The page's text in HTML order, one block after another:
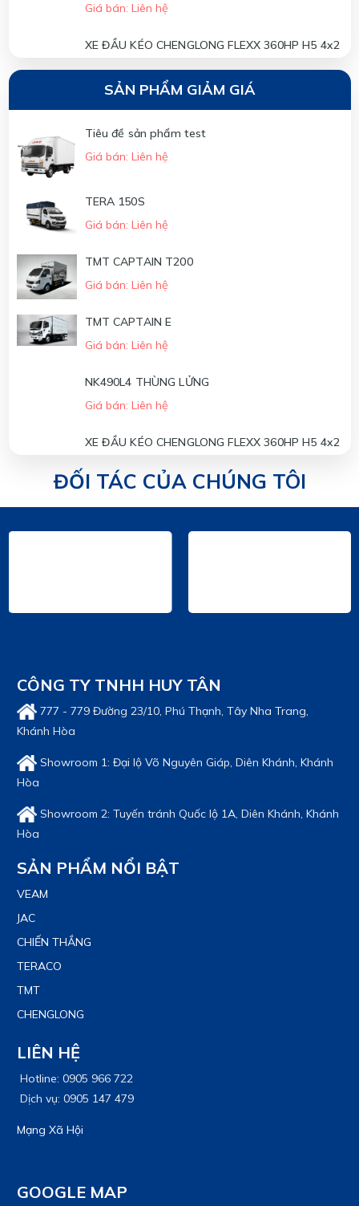
Giá bán: Liên hệ
XE ĐẦU KÉO CHENGLONG FLEXX 360HP H5 4x2
Giá bán: Liên hệ
Giá bán: Liên hệ
XE ĐẦU KÉO CHENGLONG H5 270HP - 4x2
XE ĐẦU KÉO CHENGLONG H7 385HP POWER -
Giá bán: Liên hệ
(NÓC THẤP)
Giá bán: Liên hệ
SẢN PHẨM GIẢM GIÁ
Tiêu đề sản phẩm test
Giá bán: Liên hệ
TERA 150S
Giá bán: Liên hệ
TMT CAPTAIN T200
Giá bán: Liên hệ
TMT CAPTAIN E
Giá bán: Liên hệ
NK490L4 THÙNG LỬNG
Giá bán: Liên hệ
XE ĐẦU KÉO CHENGLONG FLEXX 360HP H5 4x2
(NÓC THẤP)
ĐỐI TÁC CỦA CHÚNG TÔI
CÔNG TY TNHH HUY TÂN
777 - 779 Đường 23/10, Phú Thạnh, Tây Nha Trang,
Khánh Hòa
Showroom 1: Đại lộ Võ Nguyên Giáp, Diên Khánh, Khánh
Hòa
Showroom 2: Tuyến tránh Quốc lộ 1A, Diên Khánh, Khánh
Hòa
SẢN PHẨM NỔI BẬT
VEAM
JAC
CHIẾN THẮNG
TERACO
TMT
CHENGLONG
LIÊN HỆ
Hotline: 0905 966 722
Dịch vụ: 0905 147 479
Mạng Xã Hội
GOOGLE MAP